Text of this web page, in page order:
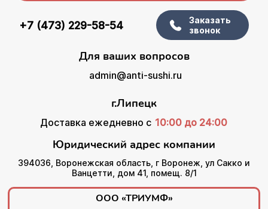
+7 (473) 229-58-54
Заказать
звонок
Для ваших вопросов
admin@anti-sushi.ru
г.Липецк
Доставка ежедневно с 10:00 до 24:00
Юридический адрес компании
394036, Воронежская область, г Воронеж, ул Сакко и
Ванцетти, дом 41, помещ. 8/1
ООО «ТРИУМФ»